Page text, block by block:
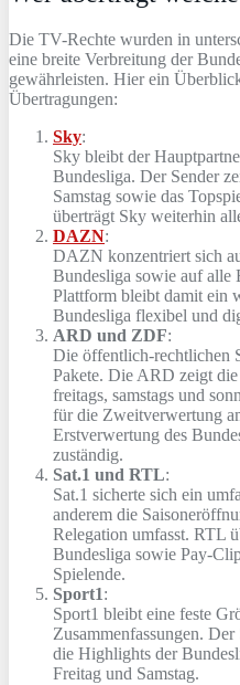
Die TV-Rechte wurden in
eine breite Verbreitung der
gewährleisten. Hier ein
Übertragungen:
Sky:
Sky bleibt der
Bundesliga. Der Sender
Samstag sowie das
überträgt Sky weiterhin
DAZN:
DAZN konzentriert sich
Bundesliga sowie auf alle
Plattform bleibt damit ein
Bundesliga flexibel und
ARD und ZDF:
Die öffentlich-rechtlichen
Pakete. Die ARD zeigt
freitags, samstags und
für die Zweitverwertung
Erstverwertung des
zuständig.
Sat.1 und RTL:
Sat.1 sicherte sich ein
anderem die
Relegation umfasst. RTL
Bundesliga sowie Pay-
Spielende.
Sport1:
Sport1 bleibt eine feste
Zusammenfassungen.
die Highlights der
Freitag und Samstag.